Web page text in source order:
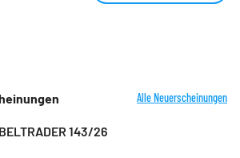
Alle Neuerscheinungen
143/26